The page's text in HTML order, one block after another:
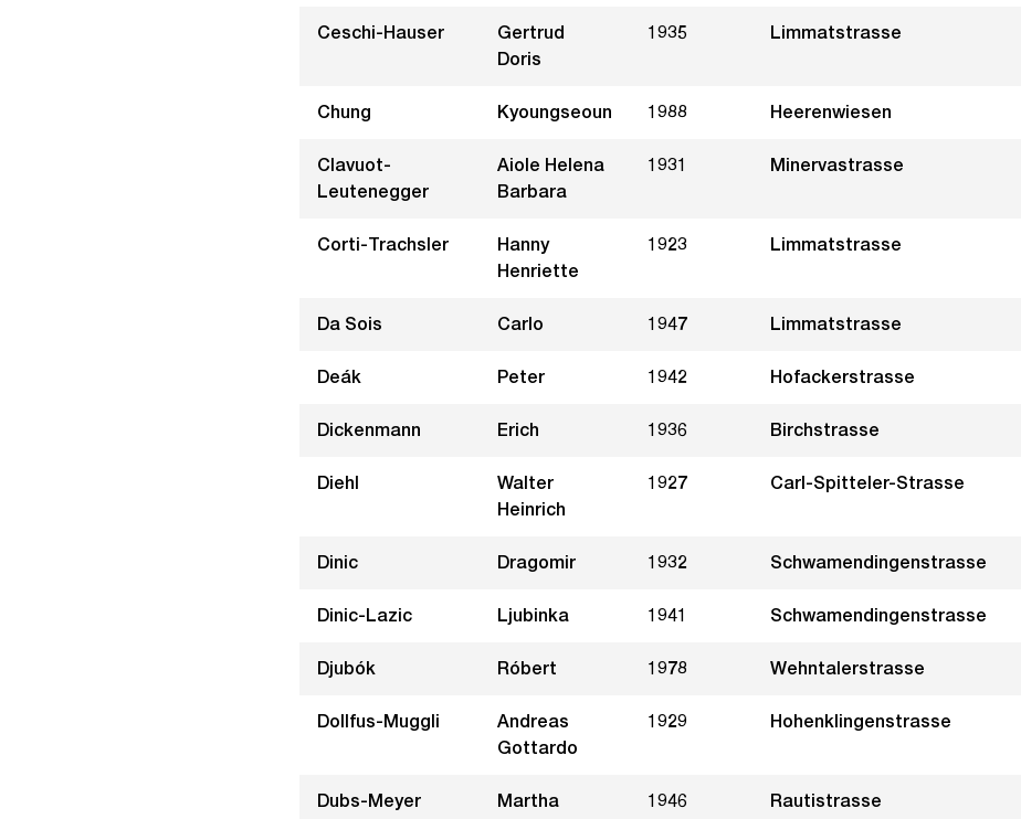
Ceschi-Hauser
Gertrud
Doris
1935 Limmatstrasse
Chung Kyoungseoun 1988 Heerenwiesen
Clavuot-
Leutenegger
Aiole Helena
Barbara
1931 Minervastrasse
Corti-Trachsler
Hanny
Henriette
1923 Limmatstrasse
Da Sois Carlo 1947 Limmatstrasse
Deák Peter 1942 Hofackerstrasse
Dickenmann Erich 1936 Birchstrasse
Diehl
Walter
Heinrich
1927 Carl-Spitteler-Strasse
Dinic Dragomir 1932 Schwamendingenstrasse
Dinic-Lazic Ljubinka 1941 Schwamendingenstrasse
Djubók Róbert 1978 Wehntalerstrasse
Dollfus-Muggli
Andreas
Gottardo
1929 Hohenklingenstrasse
Dubs-Meyer
Martha
1946 Rautistrasse